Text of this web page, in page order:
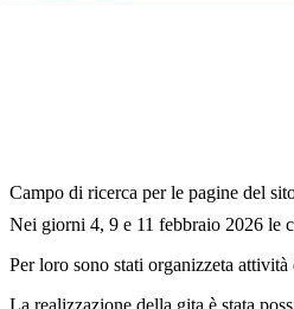
Campo di ricerca per le pagine del
Nei giorni 4, 9 e 11 febbraio 2026 le
Per loro sono stati organizzeta